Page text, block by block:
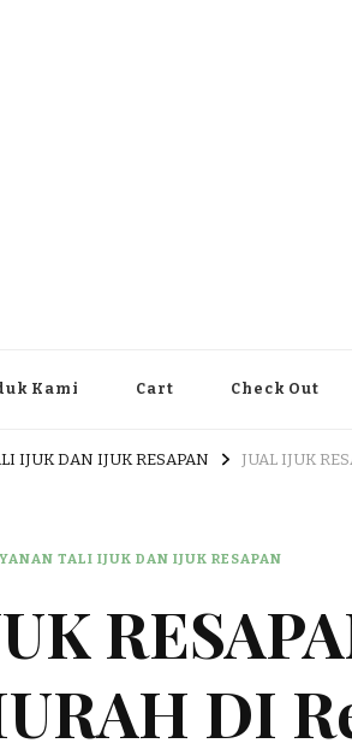
Kami Cart Check Out
IJUK DAN IJUK RESAPAN JUAL IJUK
TALI IJUK DAN IJUK RESAPAN
DI